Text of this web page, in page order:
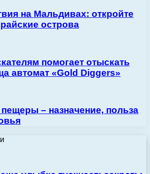
на Мальдивах: откройте
острова
помогает отыскать
автомат «Gold Diggers»
– назначение, польза